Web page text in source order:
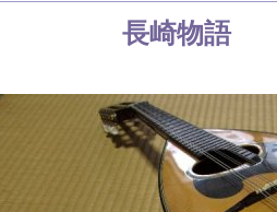
長崎物語